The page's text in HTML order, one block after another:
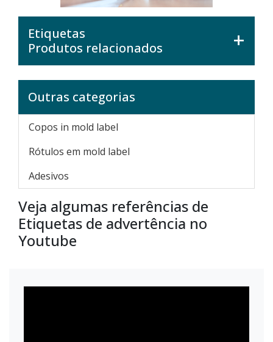
Etiquetas
Produtos relacionados
Outras categorias
Copos in mold label
Rótulos em mold label
Adesivos
Veja algumas referências de
Etiquetas de advertência no
Youtube